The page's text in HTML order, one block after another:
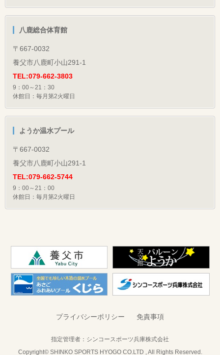
八鹿総合体育館
〒667-0032
養父市八鹿町小山291-1
TEL:079-662-3803
9：00～21：30
休館日：毎月第2火曜日
ようか温水プール
〒667-0032
養父市八鹿町小山291-1
TEL:079-662-5744
9：00～21：00
休館日：毎月第2火曜日
プライバシーポリシー 免責事項
指定管理者： シンコースポーツ兵庫株式会社
Copyright© SHINKO SPORTS HYOGO CO.LTD , All Rights Reserved.